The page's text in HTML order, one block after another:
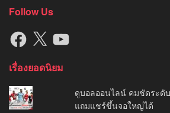
Follow Us
Facebook
X YouTube
เรื่องยอดนิยม
ดูบอลออนไลน์ คมชัดระดั
แถมแชร์ขึ้นจอใหญ่ได้